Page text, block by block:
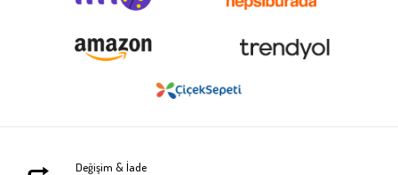
Değişim & İade